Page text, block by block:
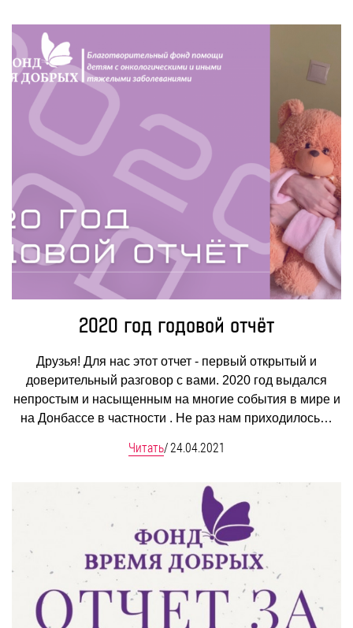
2020 год годовой отчёт
Друзья! Для нас этот отчет - первый открытый и
доверительный разговор с вами. 2020 год выдался
непростым и насыщенным на многие события в мире и
на Донбассе в частности . Не раз нам приходилось…
Читать/24.04.2021